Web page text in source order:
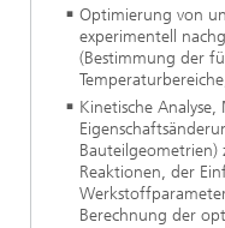
Optimierung von
experimentell
(Bestimmung der
Kinetische
Reaktionen, der
Berechnung der